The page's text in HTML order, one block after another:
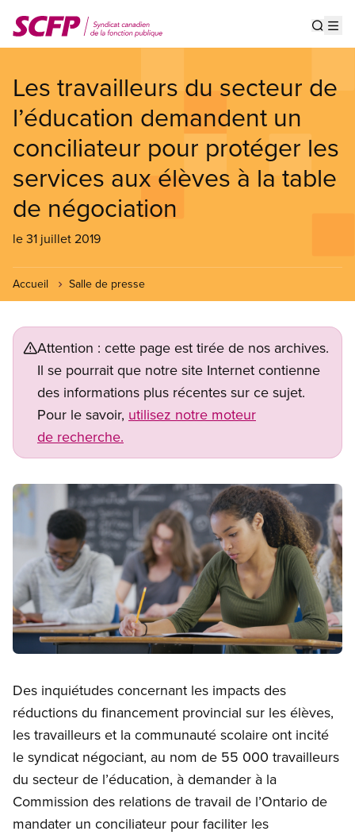
au
contenu
Les travailleurs du secteur de
l’éducation demandent un
conciliateur pour protéger les
services aux élèves à la table
de négociation
le 31 juillet 2019
Accueil Salle de presse
Attention : cette page est tirée de nos archives.
Il se pourrait que notre site Internet contienne
des informations plus récentes sur ce sujet.
Pour le savoir, utilisez notre moteur
de recherche.
Image
Des inquiétudes concernant les impacts des
réductions du financement provincial sur les élèves,
les travailleurs et la communauté scolaire ont incité
le syndicat négociant, au nom de 55 000 travailleurs
du secteur de l’éducation, à demander à la
Commission des relations de travail de l’Ontario de
mandater un conciliateur pour faciliter les